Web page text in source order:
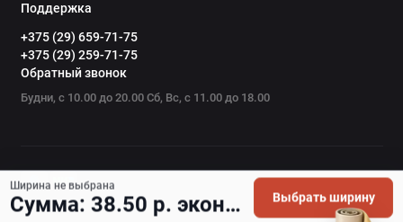
Поддержка
+375 (29) 659-71-75
+375 (29) 259-71-75
Обратный звонок
Будни, с 10.00 до 20.00 Сб, Вс, с 11.00 до 18.00
Ширина не выбрана
Сумма: 38.50 р. экономия 1.80 р. Выбрать ширину